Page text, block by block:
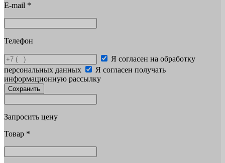
E-mail *
Телефон
Я согласен на обработку
персональных данных
Я согласен получать
информационную рассылку
Сохранить
Запросить цену
Товар *